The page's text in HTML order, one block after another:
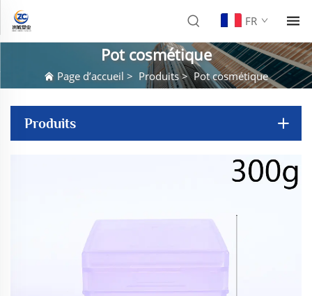
FR
Pot cosmétique
Page d’accueil > Produits>Pot cosmétique
Produits